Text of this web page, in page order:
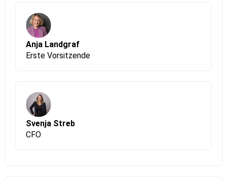
Anja Landgraf
Erste Vorsitzende
Svenja Streb
CFO